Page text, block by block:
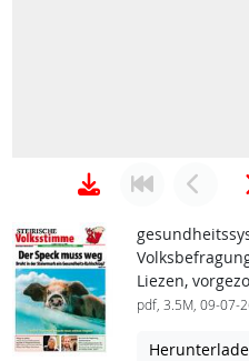
Liezen,
pdf, 3.5M, 09-07-